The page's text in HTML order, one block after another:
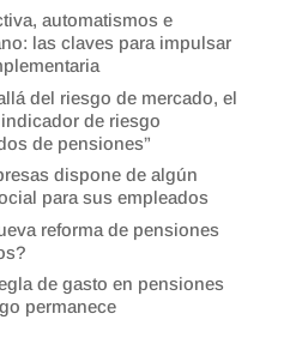
automatismos e
las claves para impulsar
del riesgo de mercado, el
de riesgo
de pensiones”
dispone de algún
para sus empleados
reforma de pensiones
de gasto en pensiones
permanece